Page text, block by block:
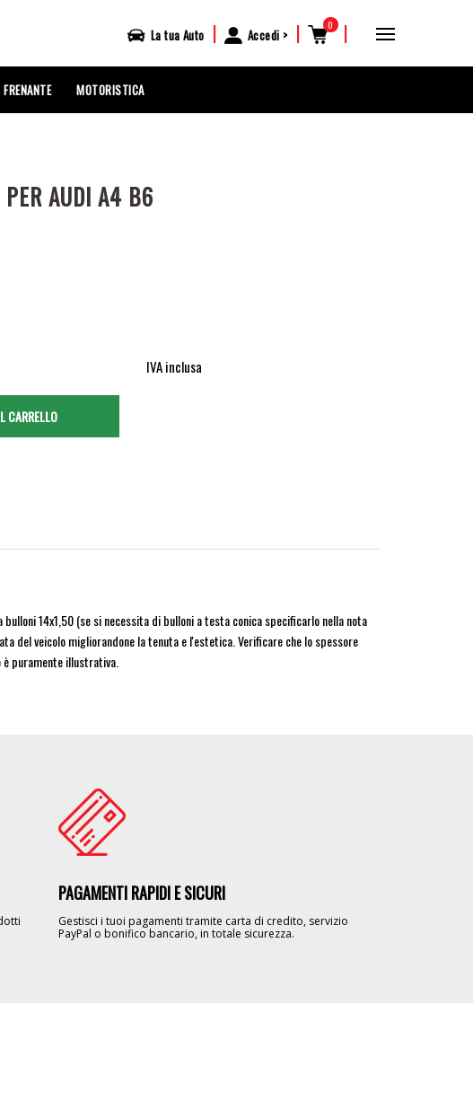
La tua Auto | Accedi | 0 |
MOTORISTICA
AUDI A4 B6
IVA inclusa
14x1,50 (se si necessita di bulloni a testa conica specificarlo nella nota
del veicolo migliorandone la tenuta e l'estetica. Verificare che lo spessore
puramente illustrativa.
Image
PAGAMENTI RAPIDI E SICURI
Gestisci i tuoi pagamenti tramite carta di credito, servizio
PayPal o bonifico bancario, in totale sicurezza.